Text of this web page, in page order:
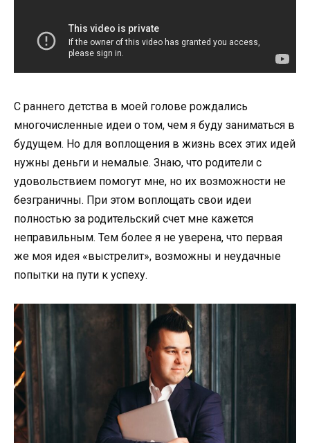
С раннего детства в моей голове рождались
многочисленные идеи о том, чем я буду заниматься в
будущем. Но для воплощения в жизнь всех этих идей
нужны деньги и немалые. Знаю, что родители с
удовольствием помогут мне, но их возможности не
безграничны. При этом воплощать свои идеи
полностью за родительский счет мне кажется
неправильным. Тем более я не уверена, что первая
же моя идея «выстрелит», возможны и неудачные
попытки на пути к успеху.